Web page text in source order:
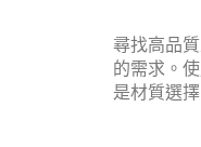
尋找高品
的需求。
是材質選